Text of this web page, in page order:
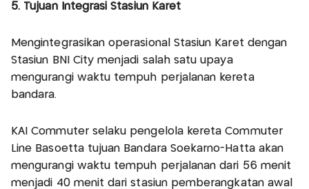
5. Tujuan Integrasi Stasiun Karet
Mengintegrasikan operasional Stasiun Karet dengan
Stasiun BNI City menjadi salah satu upaya
mengurangi waktu tempuh perjalanan kereta
bandara.
KAI Commuter selaku pengelola kereta Commuter
Line Basoetta tujuan Bandara Soekarno-Hatta akan
mengurangi waktu tempuh perjalanan dari 56 menit
menjadi 40 menit dari stasiun pemberangkatan awal